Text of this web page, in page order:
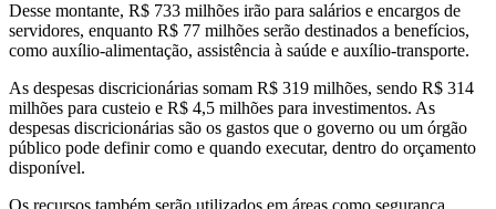
Desse montante, R$ 733 milhões irão para salários e encargos de
servidores, enquanto R$ 77 milhões serão destinados a benefícios,
como auxílio-alimentação, assistência à saúde e auxílio-transporte.
As despesas discricionárias somam R$ 319 milhões, sendo R$ 314
milhões para custeio e R$ 4,5 milhões para investimentos. As
despesas discricionárias são os gastos que o governo ou um órgão
público pode definir como e quando executar, dentro do orçamento
disponível.